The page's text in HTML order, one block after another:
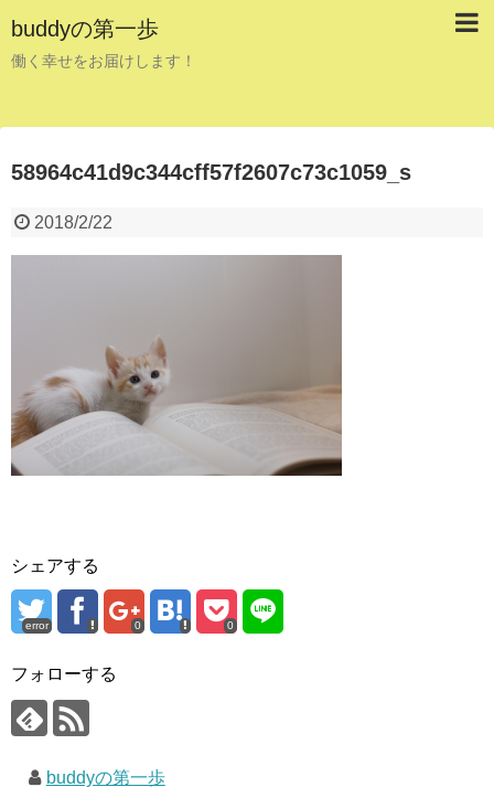
buddyの第一歩
働く幸せをお届けします！
58964c41d9c344cff57f2607c73c1059_s
2018/2/22
シェアする
error 0 0
フォローする
buddyの第一歩